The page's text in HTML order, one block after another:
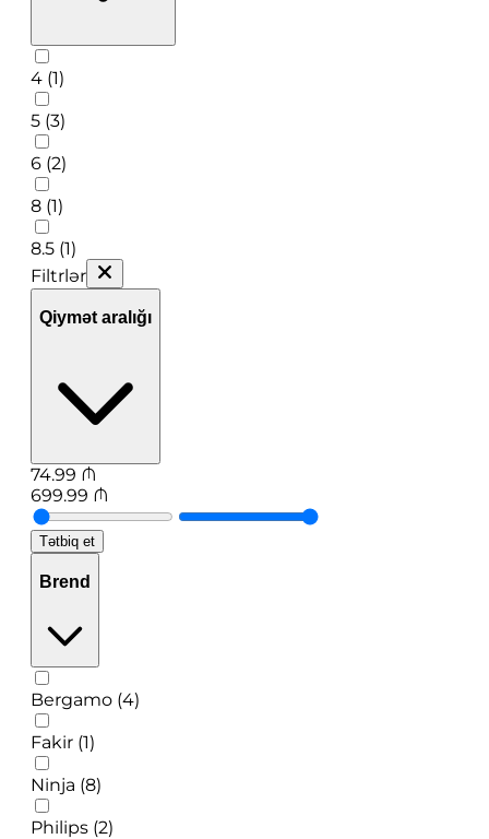
4 (1)
5 (3)
6 (2)
8 (1)
8.5 (1)
Filtrlər
Qiymət aralığı
74.99 ₼
699.99 ₼
Tətbiq et
Brend
Bergamo (4)
Fakir (1)
Ninja (8)
Philips (2)